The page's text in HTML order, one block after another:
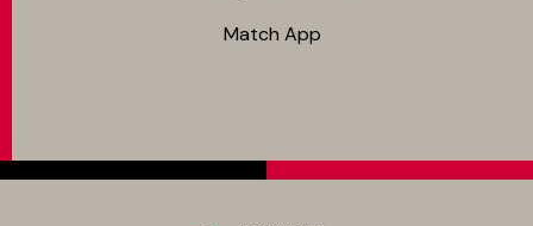
Match App